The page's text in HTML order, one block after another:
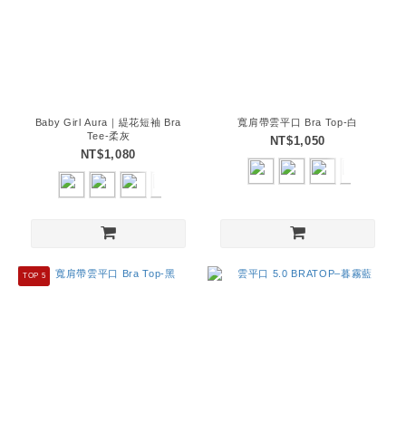
Baby Girl Aura｜緹花短袖 Bra
Tee-柔灰
NT$1,080
寬肩帶雲平口 Bra Top-白
NT$1,050
TOP 5